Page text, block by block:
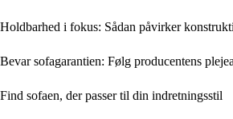
Holdbarhed i fokus: Sådan påvirker
Bevar sofagarantien: Følg producentens
Find sofaen, der passer til din indretningsstil